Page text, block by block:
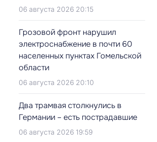
06 августа 2026 20:15
Грозовой фронт нарушил
электроснабжение в почти 60
населенных пунктах Гомельской
области
06 августа 2026 20:10
Два трамвая столкнулись в
Германии – есть пострадавшие
06 августа 2026 19:59